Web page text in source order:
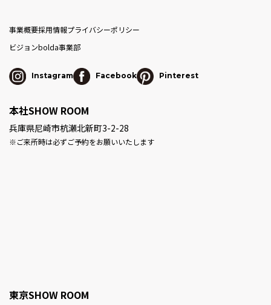
事業概要採用情報プライバシーポリシー
ビジョンbolda事業部
Instagram Facebook Pinterest
本社SHOW ROOM
兵庫県尼崎市杭瀬北新町3-2-28
※ご来所時は必ずご予約をお願いいたします
東京SHOW ROOM